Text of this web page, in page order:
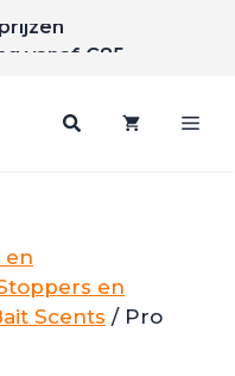
vanaf €85
en
en
Scents / Pro